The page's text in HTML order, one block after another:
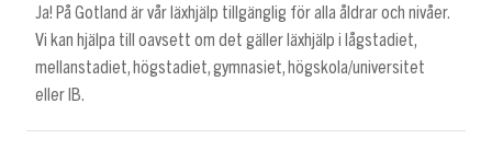
Ja! På Gotland är vår läxhjälp tillgänglig för alla åldrar och nivåer.
Vi kan hjälpa till oavsett om det gäller läxhjälp i lågstadiet,
mellanstadiet, högstadiet, gymnasiet, högskola/universitet
eller IB.